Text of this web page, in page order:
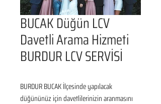
BUCAK Düğün LCV
Davetli Arama Hizmeti
BURDUR LCV SERVİSİ
BURDUR BUCAK İlçesinde yapılacak
düğününüz için davetlilerinizin aranmasını